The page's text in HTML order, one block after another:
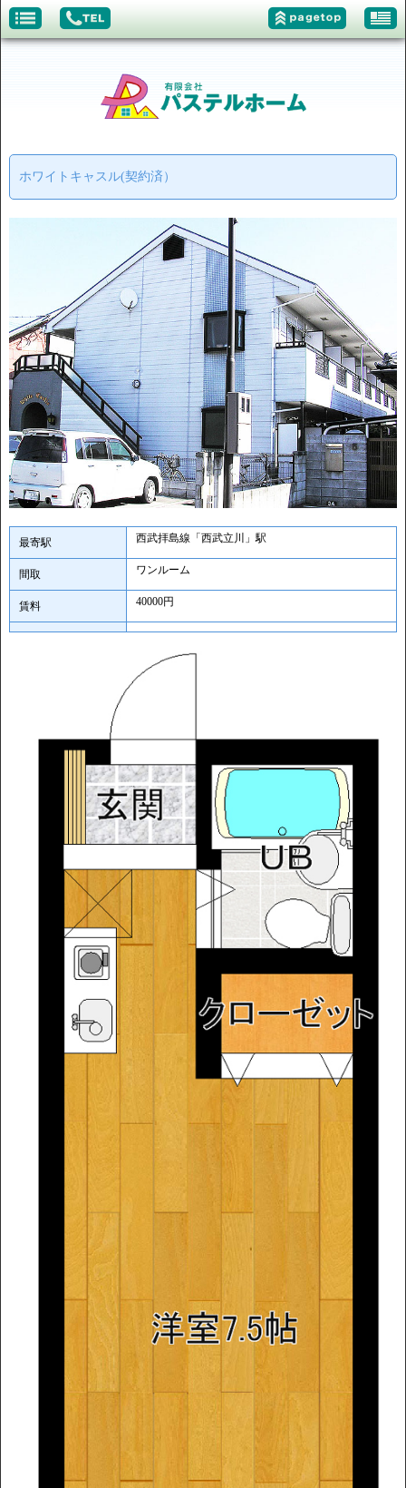
ホワイトキャスル(契約済）
最寄駅 西武拝島線「西武立川」駅
間取 ワンルーム
賃料 40000円